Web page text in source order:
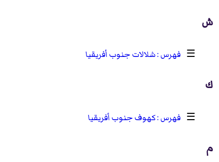
ش
☰ شلالات جنوب أفريقيا
ك
☰ كهوف جنوب أفريقيا
م